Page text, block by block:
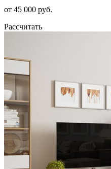
от 45 000 руб.
Рассчитать